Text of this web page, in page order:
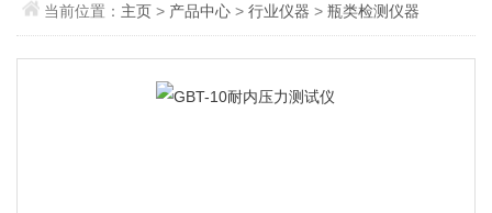
当前位置： 主页> 产品中心>行业仪器 >瓶类检测仪器